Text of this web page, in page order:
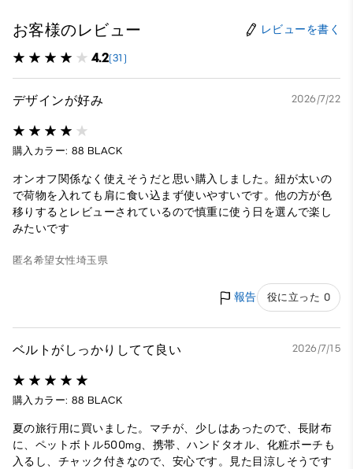
お客様のレビュー レビューを書く
4.2(31)
デザインが好み 2026/7/22
購入カラー: 88 BLACK
オンオフ関係なく使えそうだと思い購入しました。紐が太いの
で荷物を入れても肩に食い込まず使いやすいです。他の方が色
移りするとレビューされているので慎重に使う日を選んで楽し
みたいです
匿名希望女性埼玉県
報告 役に立った 0
ベルトがしっかりしてて良い 2026/7/15
購入カラー: 88 BLACK
夏の旅行用に買いました。マチが、少しはあったので、長財布
に、ペットボトル500mg、携帯、ハンドタオル、化粧ポーチも
入るし、チャック付きなので、安心です。見た目涼しそうです